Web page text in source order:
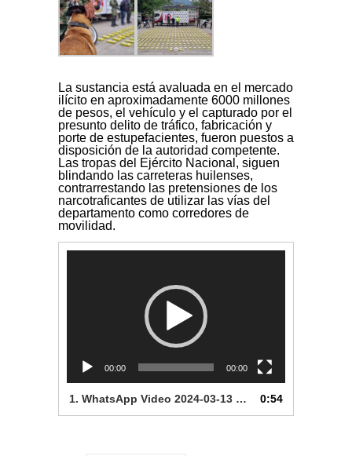
La sustancia está avaluada en el mercado
ilícito en aproximadamente 6000 millones
de pesos, el vehículo y el capturado por el
presunto delito de tráfico, fabricación y
porte de estupefacientes, fueron puestos a
disposición de la autoridad competente.
Las tropas del Ejército Nacional, siguen
blindando las carreteras huilenses,
contrarrestando las pretensiones de los
narcotraficantes de utilizar las vías del
departamento como corredores de
movilidad.
00:00 00:00
1. WhatsApp Video 2024-03-13 at 10.04.04 AM 0:54